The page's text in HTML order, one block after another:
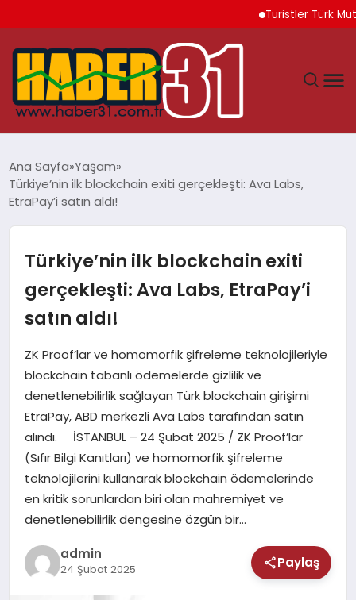
Turistler Türk
HATAY
EKONOMI
GÜNDEM
MAGAZIN
SAĞLIK
TEKNOLOJI
Ana Sayfa Yaşam
Türkiye’nin ilk blockchain exiti gerçekleşti: Ava Labs,
EtraPay’i satın aldı!
Türkiye’nin ilk blockchain exiti
gerçekleşti: Ava Labs, EtraPay’i
satın aldı!
ZK Proof’lar ve homomorfik şifreleme teknolojileriyle
blockchain tabanlı ödemelerde gizlilik ve
denetlenebilirlik sağlayan Türk blockchain girişimi
EtraPay, ABD merkezli Ava Labs tarafından satın
alındı. İSTANBUL – 24 Şubat 2025 / ZK Proof’lar
(Sıfır Bilgi Kanıtları) ve homomorfik şifreleme
teknolojilerini kullanarak blockchain ödemelerinde
en kritik sorunlardan biri olan mahremiyet ve
denetlenebilirlik dengesine özgün bir…
admin
24 Şubat 2025 Paylaş